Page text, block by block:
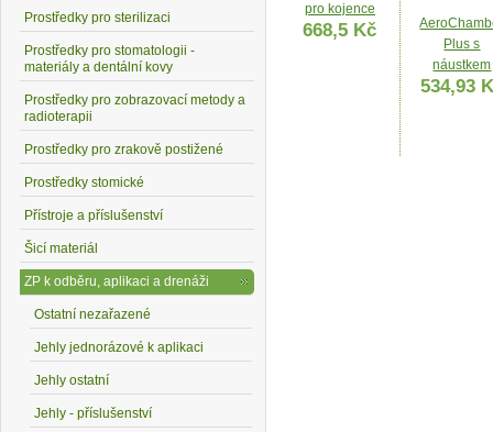
pro kojence
668,5 Kč
Plus s
náustkem
534,93
Prostředky pro sterilizaci
Prostředky pro stomatologii -
materiály a dentální kovy
Prostředky pro zobrazovací metody a
radioterapii
Prostředky pro zrakově postižené
Prostředky stomické
Přístroje a příslušenství
Šicí materiál
ZP k odběru, aplikaci a drenáži
Ostatní nezařazené
Jehly jednorázové k aplikaci
Jehly ostatní
Jehly - příslušenství